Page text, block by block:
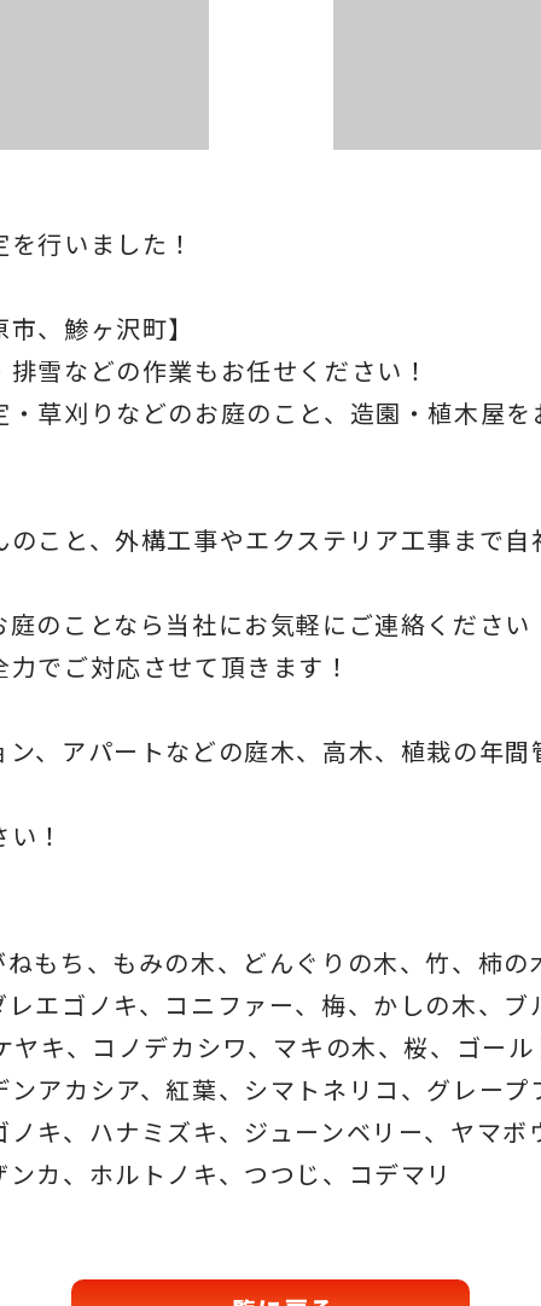
行いました！
、鯵ヶ沢町】
雪などの作業もお任せください！
草刈りなどのお庭のこと、造園・植木屋を
のこと、外構工事やエクステリア工事まで
庭のことなら当社にお気軽にご連絡ください
でご対応させて頂きます！
、アパートなどの庭木、高木、 植栽の年間
！
もち、もみの木、どんぐりの木、竹、柿の
レエゴノキ、コニファー、梅、かしの木、ブ
キ、コノデカシワ、マキの木、桜、
ゴー
アカシア、紅葉、シマトネリコ、 グレープ
ノキ、ハナミズキ、ジューンベリー、ヤマボ
カ、ホルトノキ、 つつじ、コデマリ